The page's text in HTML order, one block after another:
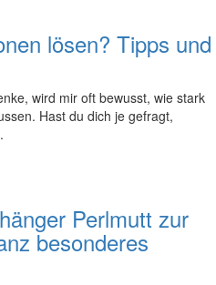
lösen? Tipps und
wird mir oft bewusst, wie stark
Hast du dich je gefragt,
Perlmutt zur
besonderes